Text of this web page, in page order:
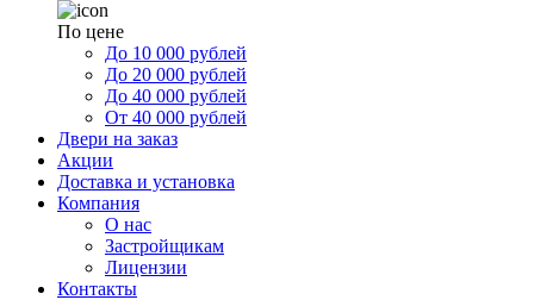
По цене
До 10 000 рублей
До 20 000 рублей
До 40 000 рублей
От 40 000 рублей
Двери на заказ
Акции
Доставка и установка
Компания
О нас
Застройщикам
Лицензии
Контакты